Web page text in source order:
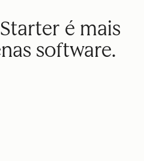
é mais
software.